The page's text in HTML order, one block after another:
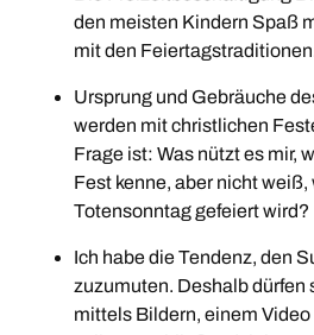
den meisten Kindern Spaß
mit den
Ursprung und Gebräuche
werden mit christlichen
Frage ist: Was nützt es mir,
Fest kenne, aber nicht weiß,
Totensonntag gefeiert wird?
Ich habe die Tendenz, den
zuzumuten. Deshalb dürfen
mittels Bildern, einem